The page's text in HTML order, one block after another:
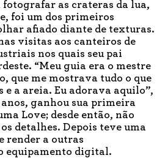
fotografar as crateras da lua,
foi um dos primeiros
afiado diante de texturas.
visitas aos canteiros de
nos quais seu pai
“Meu guia era o mestre
que me mostrava tudo o que
e a areia. Eu adorava aquilo”,
ganhou sua primeira
Love; desde então, não
detalhes. Depois teve uma
render a outras
equipamento digital.